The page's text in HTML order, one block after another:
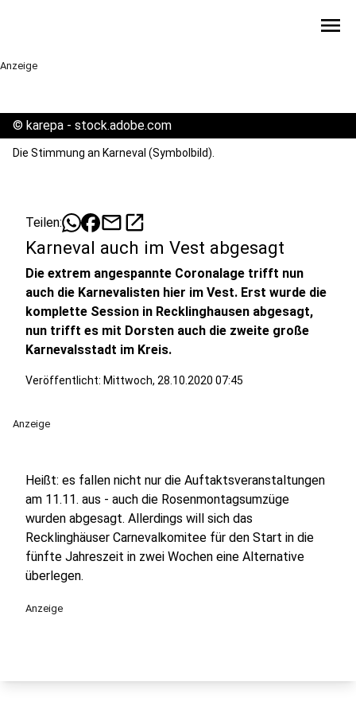
menu
Anzeige
© karepa - stock.adobe.com
Die Stimmung an Karneval (Symbolbild).
Teilen: mailopen_in_new
Karneval auch im Vest abgesagt
Die extrem angespannte Coronalage trifft nun
auch die Karnevalisten hier im Vest. Erst wurde die
komplette Session in Recklinghausen abgesagt,
nun trifft es mit Dorsten auch die zweite große
Karnevalsstadt im Kreis.
Veröffentlicht: Mittwoch, 28.10.2020 07:45
Anzeige
Heißt: es fallen nicht nur die Auftaktsveranstaltungen
am 11.11. aus - auch die Rosenmontagsumzüge
wurden abgesagt. Allerdings will sich das
Recklinghäuser Carnevalkomitee für den Start in die
fünfte Jahreszeit in zwei Wochen eine Alternative
überlegen.
Anzeige